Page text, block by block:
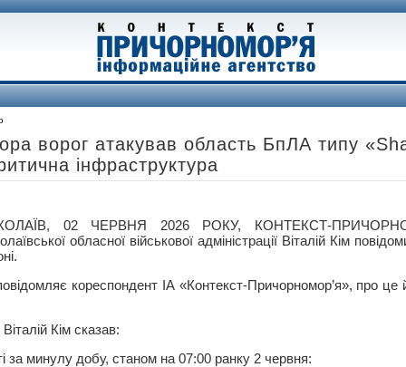
ворог атакував область БпЛА типу
інфраструктура
02 ЧЕРВНЯ 2026 РОКУ, КОНТЕКСТ-
обласної військової адміністрації Віталій Кім
кореспондент ІА «Контекст-Причорномор’я», про це
Кім сказав:
за минулу добу, станом на 07:00 ранку 2 червня: